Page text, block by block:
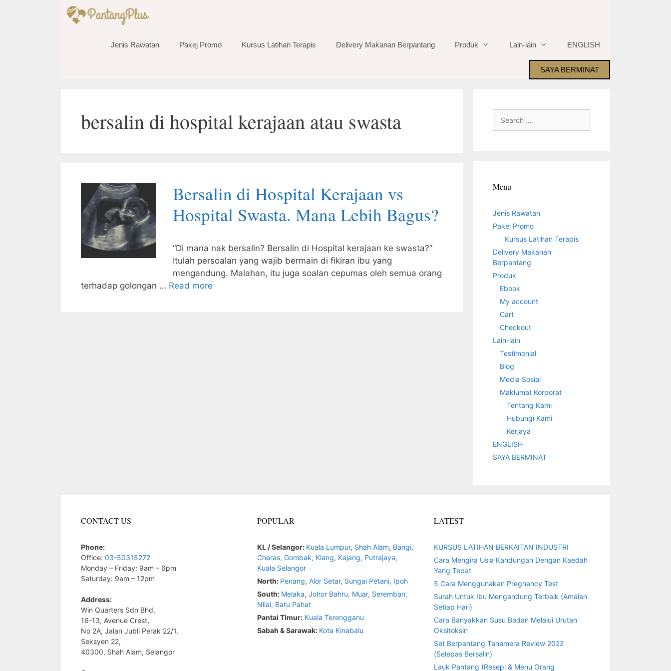
Jenis Rawatan Pakej Promo Kursus Latihan Terapis Delivery Makanan Berpantang Produk Lain-lain ENGLISH
SAYA BERMINAT
bersalin di hospital kerajaan atau swasta
Bersalin di Hospital Kerajaan vs
Hospital Swasta. Mana Lebih Bagus?
“Di mana nak bersalin? Bersalin di Hospital kerajaan ke swasta?”
Itulah persoalan yang wajib bermain di fikiran ibu yang
mengandung. Malahan, itu juga soalan cepumas oleh semua orang
terhadap golongan … Read more
for:
Menu
Jenis Rawatan
Pakej Promo
Kursus Latihan Terapis
Delivery Makanan
Berpantang
Produk
Ebook
My account
Cart
Checkout
Lain-lain
Testimonial
Blog
Media Sosial
Maklumat Korporat
Tentang Kami
Hubungi Kami
Kerjaya
ENGLISH
SAYA BERMINAT
CONTACT US
Phone:
Office: 03-50315272
Monday – Friday: 9am – 6pm
Saturday: 9am – 12pm
Address:
Win Quarters Sdn Bhd,
16-13, Avenue Crest,
No 2A, Jalan Jubli Perak 22/1,
Seksyen 22,
40300, Shah Alam, Selangor
POPULAR
KL / Selangor: Kuala Lumpur, Shah Alam, Bangi,
Cheras, Gombak, Klang, Kajang, Putrajaya,
Kuala Selangor
North: Penang,Alor Setar, Sungai Petani, Ipoh
South: Melaka,Johor Bahru, Muar, Seremban,
Nilai, Batu Pahat
Pantai Timur: Kuala Terengganu
Sabah & Sarawak: Kota Kinabalu
LATEST
KURSUS LATIHAN BERKAITAN INDUSTRI
Cara Mengira Usia Kandungan Dengan Kaedah
Yang Tepat
5 Cara Menggunakan Pregnancy Test
Surah Untuk Ibu Mengandung Terbaik (Amalan
Setiap Hari)
Cara Banyakkan Susu Badan Melalui Urutan
Oksitoksin
Set Berpantang Tanamera Review 2022
(Selepas Bersalin)
Lauk Pantang (Resepi & Menu Orang